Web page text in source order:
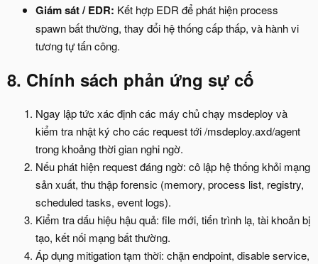
Giám sát / EDR: Kết hợp EDR để phát hiện process
spawn bất thường, thay đổi hệ thống cấp thấp, và hành vi
tương tự tấn công.
8. Chính sách phản ứng sự cố​
Ngay lập tức xác định các máy chủ chạy msdeploy và
kiểm tra nhật ký cho các request tới /msdeploy.axd/agent
trong khoảng thời gian nghi ngờ.
Nếu phát hiện request đáng ngờ: cô lập hệ thống khỏi mạng
sản xuất, thu thập forensic (memory, process list, registry,
scheduled tasks, event logs).
Kiểm tra dấu hiệu hậu quả: file mới, tiến trình lạ, tài khoản bị
tạo, kết nối mạng bất thường.
Áp dụng mitigation tạm thời: chặn endpoint, disable service,